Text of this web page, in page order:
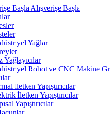
Alışverişe Başla
Yağlar
Yağlayıcılar
Robot ve CNC Makine
İletken Yapıştırıcılar
İletken Yapıştırıcılar
Yapıştırıcılar